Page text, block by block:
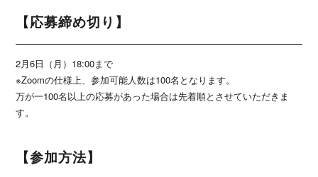
【応募締め切り】
2月6日（月）18:00まで
※Zoomの仕様上、参加可能人数は100名となります。
万が一100名以上の応募があった場合は先着順とさせていただきま
す。
【参加方法】